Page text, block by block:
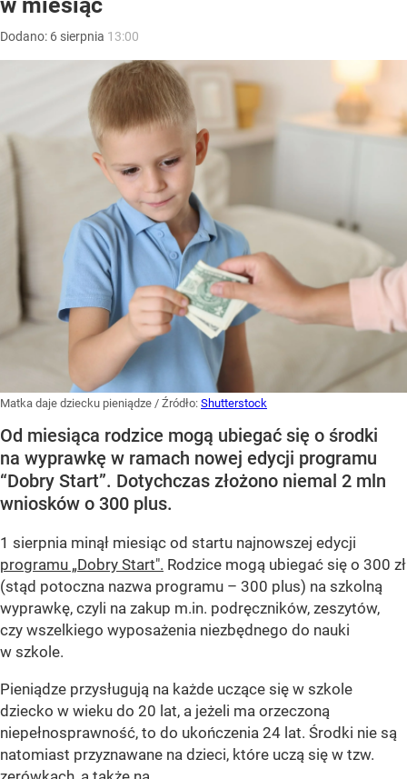
Dodano: 6 sierpnia 13:00
Matka daje dziecku pieniądze / Źródło: Shutterstock
Od miesiąca rodzice mogą ubiegać się o środki
na wyprawkę w ramach nowej edycji programu
“Dobry Start”. Dotychczas złożono niemal 2 mln
wniosków o 300 plus.
1 sierpnia minął miesiąc od startu najnowszej edycji
programu „Dobry Start". Rodzice mogą ubiegać się o 300 zł
(stąd potoczna nazwa programu – 300 plus) na szkolną
wyprawkę, czyli na zakup m.in. podręczników, zeszytów,
czy wszelkiego wyposażenia niezbędnego do nauki
w szkole.
Pieniądze przysługują na każde uczące się w szkole
dziecko w wieku do 20 lat, a jeżeli ma orzeczoną
niepełnosprawność, to do ukończenia 24 lat. Środki nie są
natomiast przyznawane na dzieci, które uczą się w tzw.